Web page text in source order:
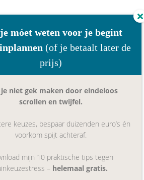
móet weten voor je begint
(of je betaalt later de
prijs)
je niet gek maken door eindeloos
scrollen en twijfel.
keuzes, bespaar duizenden euro’s én
voorkom spijt achteraf.
mijn 10 praktische tips tegen
– helemaal gratis.